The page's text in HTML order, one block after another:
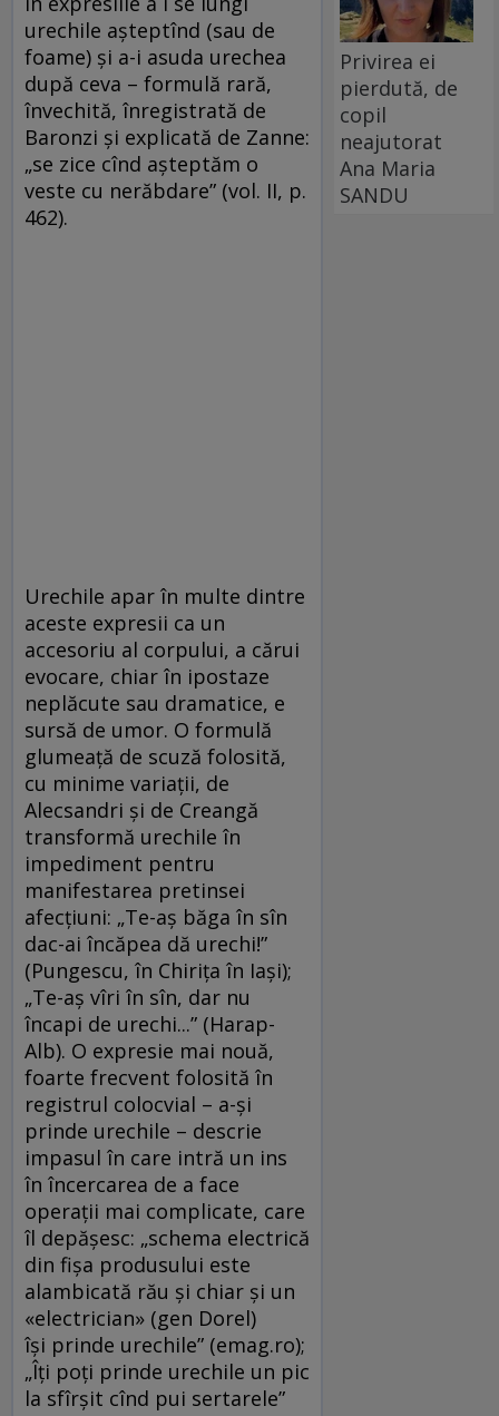
urechile așteptînd (sau de
foame) și a-i asuda urechea
după ceva – formulă rară,
învechită, înregistrată de
Baronzi și explicată de Zanne:
„se zice cînd așteptăm o
veste cu nerăbdare” (vol. II, p.
462).
Urechile apar în multe dintre
aceste expresii ca un
accesoriu al corpului, a cărui
evocare, chiar în ipostaze
neplăcute sau dramatice, e
sursă de umor. O formulă
glumeață de scuză folosită,
cu minime variații, de
Alecsandri și de Creangă
transformă urechile în
impediment pentru
manifestarea pretinsei
afecțiuni: „Te-aș băga în sîn
dac-ai încăpea dă urechi!”
(Pungescu, în Chirița în Iași);
„Te-aş vîri în sîn, dar nu
încapi de urechi...” (Harap-
Alb). O expresie mai nouă,
foarte frecvent folosită în
registrul colocvial – a-și
prinde urechile – descrie
impasul în care intră un ins
în încercarea de a face
operații mai complicate, care
îl depășesc: „schema electrică
din fișa produsului este
alambicată rău și chiar și un
«electrician» (gen Dorel)
își prinde urechile” (emag.ro);
„Îți poți prinde urechile un pic
la sfîrșit cînd pui sertarele”
Privirea ei
pierdută, de
copil
neajutorat
Ana Maria
SANDU